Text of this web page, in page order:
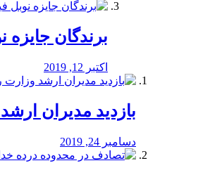
برندگان جایزه
اکتبر 12, 2019
بازدید مدیران
دسامبر 24, 2019